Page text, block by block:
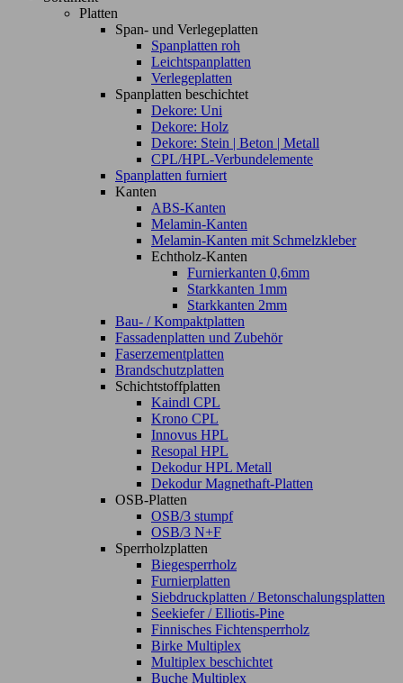
Platten
Span- und Verlegeplatten
Spanplatten roh
Leichtspanplatten
Verlegeplatten
Spanplatten beschichtet
Dekore: Uni
Dekore: Holz
Dekore: Stein | Beton | Metall
CPL/HPL-Verbundelemente
Spanplatten furniert
Kanten
ABS-Kanten
Melamin-Kanten
Melamin-Kanten mit Schmelzkleber
Echtholz-Kanten
Furnierkanten 0,6mm
Starkkanten 1mm
Starkkanten 2mm
Bau- / Kompaktplatten
Fassadenplatten und Zubehör
Faserzementplatten
Brandschutzplatten
Schichtstoffplatten
Kaindl CPL
Krono CPL
Innovus HPL
Resopal HPL
Dekodur HPL Metall
Dekodur Magnethaft-Platten
OSB-Platten
OSB/3 stumpf
OSB/3 N+F
Sperrholzplatten
Biegesperrholz
Furnierplatten
Siebdruckplatten / Betonschalungsplatten
Seekiefer / Elliotis-Pine
Finnisches Fichtensperrholz
Birke Multiplex
Multiplex beschichtet
Buche Multiplex